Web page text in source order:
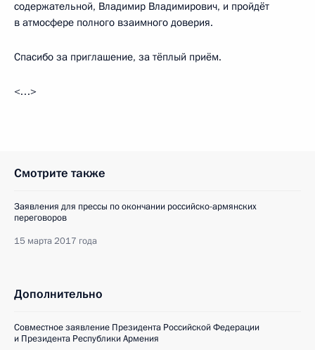
содержательной, Владимир Владимирович, и пройдёт
в атмосфере полного взаимного доверия.
Спасибо за приглашение, за тёплый приём.
<…>
Смотрите также
Заявления для прессы по окончании российско-армянских
переговоров
15 марта 2017 года
Дополнительно
Совместное заявление Президента Российской Федерации
и Президента Республики Армения